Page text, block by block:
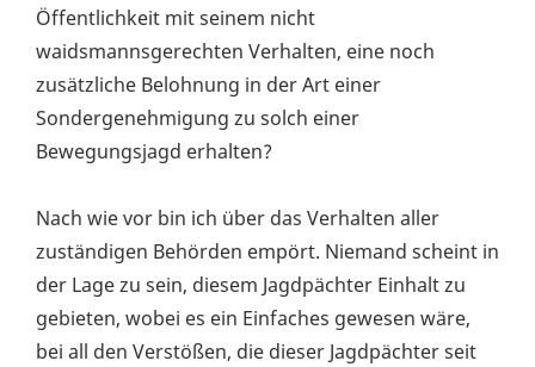
Öffentlichkeit mit seinem nicht
waidsmannsgerechten Verhalten, eine noch
zusätzliche Belohnung in der Art einer
Sondergenehmigung zu solch einer
Bewegungsjagd erhalten?
Nach wie vor bin ich über das Verhalten aller
zuständigen Behörden empört. Niemand scheint in
der Lage zu sein, diesem Jagdpächter Einhalt zu
gebieten, wobei es ein Einfaches gewesen wäre,
bei all den Verstößen, die dieser Jagdpächter seit